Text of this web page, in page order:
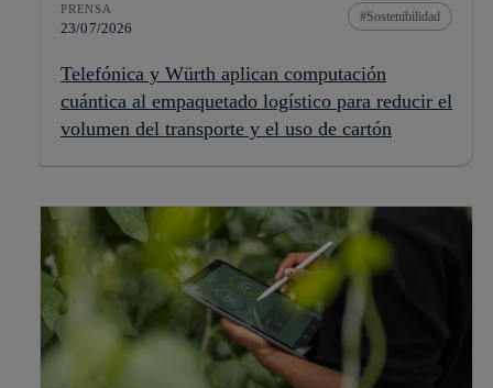
PRENSA
23/07/2026
Sostenibilidad
Telefónica y Würth aplican computación
cuántica al empaquetado logístico para reducir el
volumen del transporte y el uso de cartón